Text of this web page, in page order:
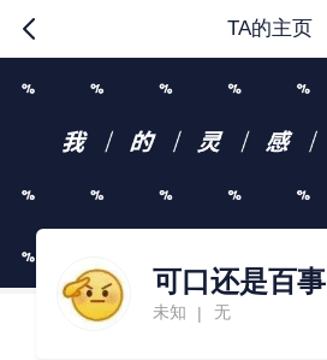
TA的主页
可口还是百事
未知
| 无